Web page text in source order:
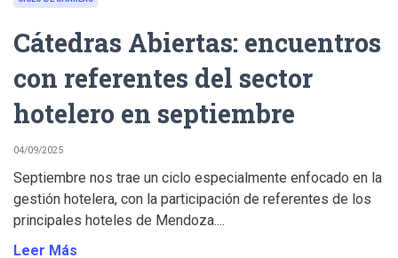
Cátedras Abiertas: encuentros
con referentes del sector
hotelero en septiembre
04/09/2025
Septiembre nos trae un ciclo especialmente enfocado en la
gestión hotelera, con la participación de referentes de los
principales hoteles de Mendoza....
Leer Más